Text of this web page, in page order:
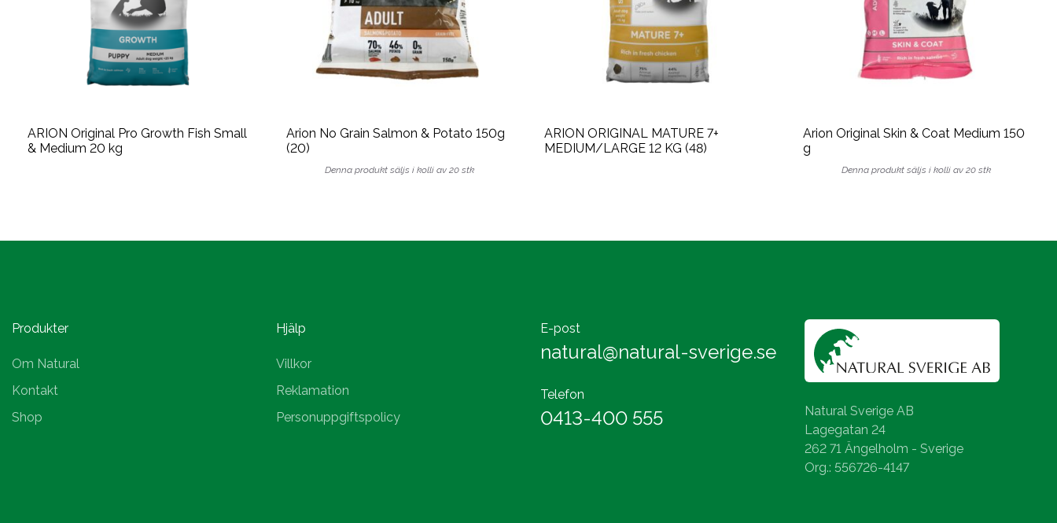
ARION Original Pro Growth Fish Small
& Medium 20 kg
Arion No Grain Salmon & Potato 150g
(20)
Denna produkt säljs i kolli av 20 stk
ARION ORIGINAL MATURE 7+
MEDIUM/LARGE 12 KG (48)
Arion Original Skin & Coat Medium 150
g
Denna produkt säljs i kolli av 20 stk
Produkter
Om Natural
Kontakt
Shop
Hjälp
Villkor
Reklamation
Personuppgiftspolicy
E-post
natural@natural-sverige.se
Telefon
0413-400 555
Natural Sverige AB
Lagegatan 24
262 71 Ängelholm - Sverige
Org.: 556726-4147